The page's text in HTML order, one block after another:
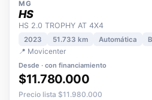
MG
HS
HS 2.0 TROPHY AT 4X4
2023 51.733 km
📍 Movicenter
Desde · con financiamiento
$11.780.000